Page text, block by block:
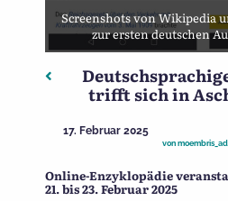
Screenshots von Wikipedia
zur ersten deutschen
Beitragsnavigation
Vorheriger: Die
trifft sich in
17. Februar 2025
von
Online-Enzyklopädie
21. bis 23. Februar 2025